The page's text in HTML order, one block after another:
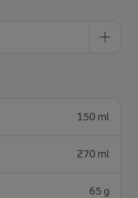
150 ml
270 ml
65 g